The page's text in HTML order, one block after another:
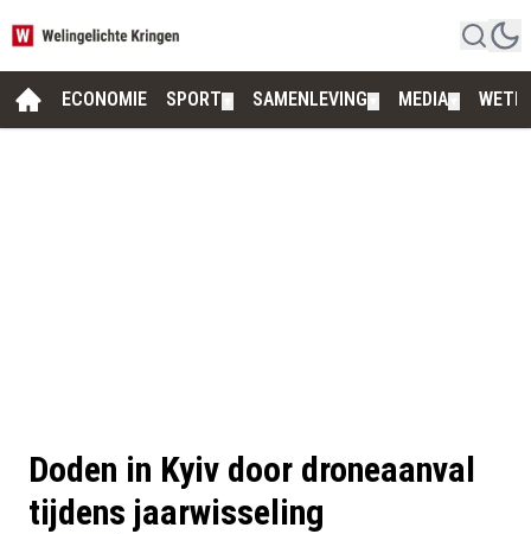
ECONOMIE SPORT SAMENLEVING MEDIA
Doden in Kyiv door droneaanval
tijdens jaarwisseling